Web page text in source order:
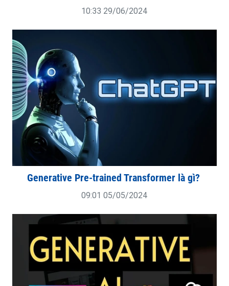
10:33 29/06/2024
Generative Pre-trained Transformer là gì?
09:01 05/05/2024